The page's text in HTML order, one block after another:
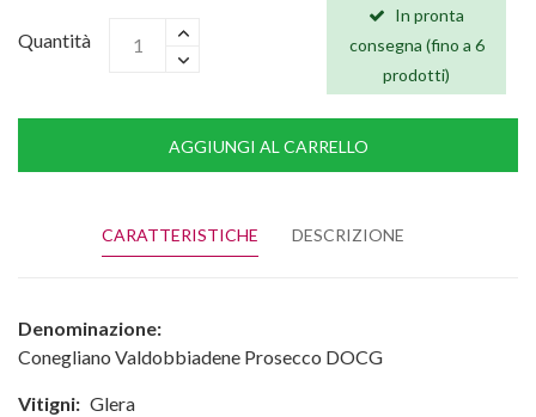
Quantità
In pronta
consegna (fino a 6
prodotti)
AGGIUNGI AL CARRELLO
CARATTERISTICHE DESCRIZIONE
Denominazione:
Conegliano Valdobbiadene Prosecco DOCG
Vitigni: Glera